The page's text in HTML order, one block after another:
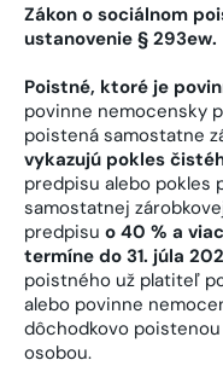
Zákon o sociálnom
ustanovenie § 293ew.
Poistné, ktoré je
povinne nemocensky
poistená samostatne
vykazujú pokles
predpisu alebo pokles
samostatnej
predpisu o 40 % a
termíne do 31. júla
poistného už platiteľ
alebo povinne
dôchodkovo
osobou.